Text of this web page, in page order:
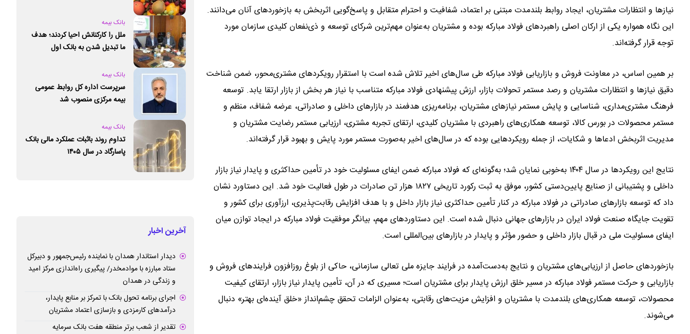
نیازها و انتظارات مشتریان، ایجاد روابط بلندمدت مبتنی بر اعتماد، شفافیت و احترام متقابل و پاسخ‌گویی اثربخش به بازخوردهای آنان می‌دانند.
این نگاه همواره یکی از ارکان اصلی راهبردهای فولاد مبارکه بوده و مشتریان به‌عنوان مهم‌ترین شرکای توسعه و ذی‌نفعان کلیدی سازمان مورد
توجه قرار گرفته‌اند.
بر همین اساس، در معاونت فروش و بازاریابی فولاد مبارکه طی سال‌های اخیر تلاش شده است با استقرار رویکردهای مشتری‌محور، ضمن شناخت
دقیق نیازها و انتظارات مشتریان و رصد مستمر تحولات بازار، ارزش پیشنهادی فولاد مبارکه متناسب با نیاز هر بخش از بازار ارتقا یابد. توسعه
فرهنگ مشتری‌مداری، شناسایی و پایش مستمر نیازهای مشتریان، برنامه‌ریزی هدفمند در بازارهای داخلی و صادراتی، عرضه شفاف، منظم و
مستمر محصولات در بورس کالا، توسعه همکاری‌های راهبردی با مشتریان کلیدی، ارتقای تجربه مشتری، ارزیابی مستمر رضایت مشتریان و
مدیریت اثربخش ادعاها و شکایات، از جمله رویکردهایی بوده که در سال‌های اخیر به‌صورت مستمر مورد پایش و بهبود قرار گرفته‌اند.
نتایج این رویکردها در سال ۱۴۰۴ به‌خوبی نمایان شد؛ به‌گونه‌ای که فولاد مبارکه ضمن ایفای مسئولیت خود در تأمین حداکثری و پایدار نیاز بازار
داخلی و پشتیبانی از صنایع پایین‌دستی کشور، موفق به ثبت رکورد تاریخی ۱۸۲۷ هزار تن صادرات در طول فعالیت خود شد. این دستاورد نشان
داد که توسعه بازارهای صادراتی در فولاد مبارکه در کنار تأمین حداکثری نیاز بازار داخل و با هدف افزایش رقابت‌پذیری، ارزآوری برای کشور و
تقویت جایگاه صنعت فولاد ایران در بازارهای جهانی دنبال شده است. این دستاوردهای مهم، بیانگر موفقیت فولاد مبارکه در ایجاد توازن میان
ایفای مسئولیت ملی در قبال بازار داخلی و حضور مؤثر و پایدار در بازارهای بین‌المللی است.
بازخوردهای حاصل از ارزیابی‌های مشتریان و نتایج به‌دست‌آمده در فرایند جایزه ملی تعالی سازمانی، حاکی از بلوغ روزافزون فرایندهای فروش و
بازاریابی و حرکت مستمر فولاد مبارکه در مسیر خلق ارزش پایدار برای مشتریان است؛ مسیری که در آن، تأمین پایدار نیاز بازار، ارتقای کیفیت
محصولات، توسعه همکاری‌های بلندمدت با مشتریان و افزایش مزیت‌های رقابتی، به‌عنوان الزامات تحقق چشم‌انداز «خلق آینده‌ای بهتر» دنبال
می‌شوند.
بانک بیمه
ملل را کارکنانش احیا کردند؛ هدف
ما تبدیل شدن به بانک اول
بانک بیمه
سرپرست اداره کل روابط عمومی
بیمه مرکزی منصوب شد
بانک بیمه
تداوم روند باثبات عملکرد مالی بانک
پاسارگاد در سال ۱۴۰۵
آخرین اخبار
دیدار استاندار همدان با نماینده رئیس‌جمهور و دبیرکل
ستاد مبارزه با موادمخدر/ پیگیری راه‌اندازی مرکز امید
و زندگی در همدان
اجرای برنامه تحول بانک با تمرکز بر منابع پایدار،
درآمدهای کارمزدی و بازسازی اعتماد مشتریان
تقدیر از شعب برتر منطقه هفت بانک سرمایه